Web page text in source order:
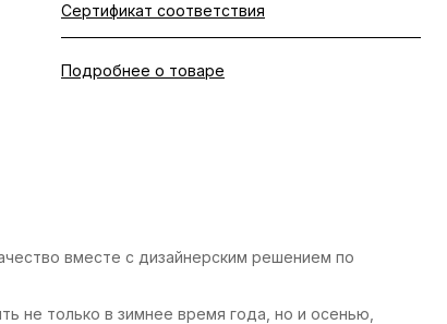
Сертификат соответствия
Подробнее о товаре
вместе с дизайнерским решением по
не только в зимнее время года, но и осенью,